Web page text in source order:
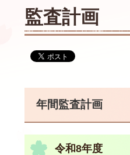
監査計画
年間監査計画
令和8年度